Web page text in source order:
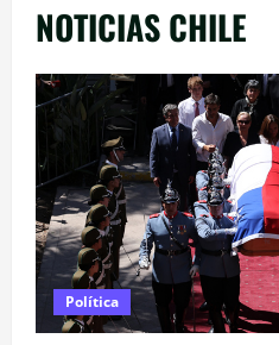
NOTICIAS CHILE
Política